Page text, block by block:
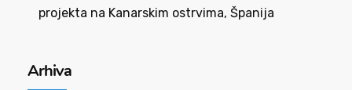
projekta na Kanarskim ostrvima, Španija
Arhiva